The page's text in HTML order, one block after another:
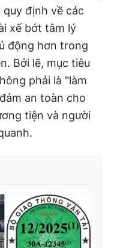
định về các
xế bớt tâm lý
động hơn trong
Bởi lẽ, mục tiêu
phải là "làm
an toàn cho
tiện và người